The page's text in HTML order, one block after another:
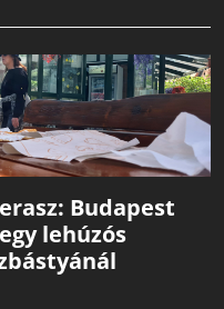
Budapest
lehúzós